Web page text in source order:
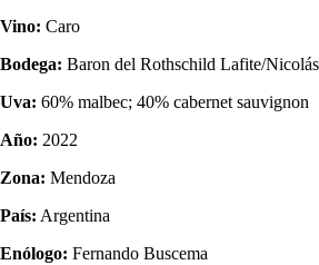
Vino: Caro
Bodega: Baron del Rothschild Lafite/
Uva: 60% malbec; 40% cabernet sauvignon
Año: 2022
Zona: Mendoza
País: Argentina
Enólogo: Fernando Buscema